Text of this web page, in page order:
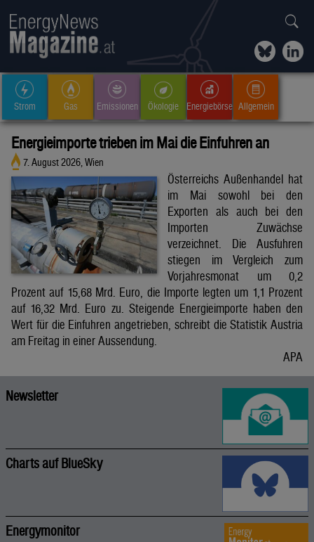
Strom Gas Emissionen Ökologie Energiebörse Allgemein
Energieimporte trieben im Mai die Einfuhren an
7. August 2026, Wien
Österreichs Außenhandel hat
im Mai sowohl bei den
Exporten als auch bei den
Importen Zuwächse
verzeichnet. Die Ausfuhren
stiegen im Vergleich zum
Vorjahresmonat um 0,2
Prozent auf 15,68 Mrd. Euro, die Importe legten um 1,1 Prozent
auf 16,32 Mrd. Euro zu. Steigende Energieimporte haben den
Wert für die Einfuhren angetrieben, schreibt die Statistik Austria
am Freitag in einer Aussendung.
APA
Newsletter
Charts auf BlueSky
Energymonitor